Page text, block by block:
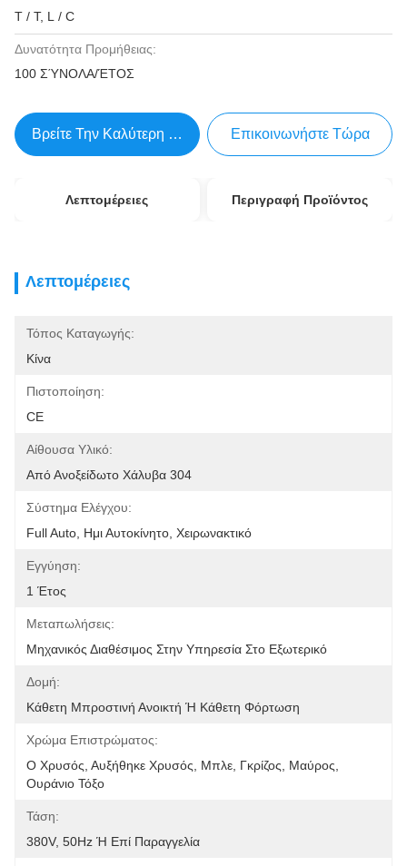
T / T, L / C
Δυνατότητα Προμήθειας:
100 ΣΎΝΟΛΑ/ΈΤΟΣ
Βρείτε Την Καλύτερη Τιμή Επικοινωνήστε Τώρα
Λεπτομέρειες Περιγραφή Προϊόντος
Λεπτομέρειες
Τόπος Καταγωγής:
Κίνα
Πιστοποίηση:
CE
Αίθουσα Υλικό:
Από Ανοξείδωτο Χάλυβα 304
Σύστημα Ελέγχου:
Full Auto, Ημι Αυτοκίνητο, Χειρωνακτικό
Εγγύηση:
1 Έτος
Μεταπωλήσεις:
Μηχανικός Διαθέσιμος Στην Υπηρεσία Στο Εξωτερικό
Δομή:
Κάθετη Μπροστινή Ανοικτή Ή Κάθετη Φόρτωση
Χρώμα Επιστρώματος:
Ο Χρυσός, Αυξήθηκε Χρυσός, Μπλε, Γκρίζος, Μαύρος,
Ουράνιο Τόξο
Τάση:
380V, 50Hz Ή Επί Παραγγελία